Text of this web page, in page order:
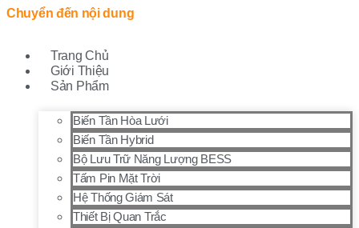
Chuyển đến nội dung
Trang Chủ
Giới Thiệu
Sản Phẩm
Biến Tần Hòa Lưới
Biến Tần Hybrid
Bộ Lưu Trữ Năng Lượng BESS
Tấm Pin Mặt Trời
Hệ Thống Giám Sát
Thiết Bị Quan Trắc